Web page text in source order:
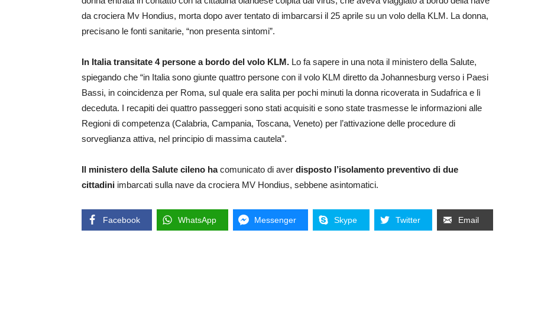
da crociera Mv Hondius, morta dopo aver tentato di imbarcarsi il 25 aprile su un volo della KLM. La donna,
precisano le fonti sanitarie, “non presenta sintomi”.
In Italia transitate 4 persone a bordo del volo KLM. Lo fa sapere in una nota il ministero della Salute,
spiegando che “in Italia sono giunte quattro persone con il volo KLM diretto da Johannesburg verso i Paesi
Bassi, in coincidenza per Roma, sul quale era salita per pochi minuti la donna ricoverata in Sudafrica e lì
deceduta. I recapiti dei quattro passeggeri sono stati acquisiti e sono state trasmesse le informazioni alle
Regioni di competenza (Calabria, Campania, Toscana, Veneto) per l’attivazione delle procedure di
sorveglianza attiva, nel principio di massima cautela”.
Il ministero della Salute cileno hacomunicato di aver disposto l’isolamento preventivo di due
cittadini imbarcati sulla nave da crociera MV Hondius, sebbene asintomatici.
Facebook WhatsApp Messenger Skype Twitter Email